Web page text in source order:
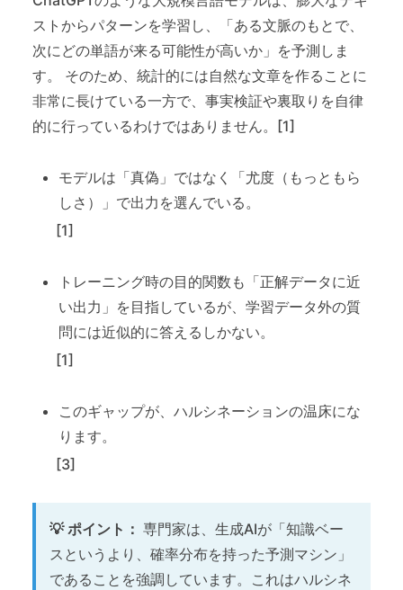
ストからパターンを学習し、「ある文脈のもとで、
次にどの単語が来る可能性が高いか」を予測しま
す。 そのため、統計的には自然な文章を作ることに
非常に長けている一方で、事実検証や裏取りを自律
的に行っているわけではありません。[1]
モデルは「真偽」ではなく「尤度（もっともら
しさ）」で出力を選んでいる。
[1]
トレーニング時の目的関数も「正解データに近
い出力」を目指しているが、学習データ外の質
問には近似的に答えるしかない。
[1]
このギャップが、ハルシネーションの温床にな
ります。
[3]
💡 ポイント： 専門家は、生成AIが「知識ベー
スというより、確率分布を持った予測マシン」
であることを強調しています。これはハルシネ